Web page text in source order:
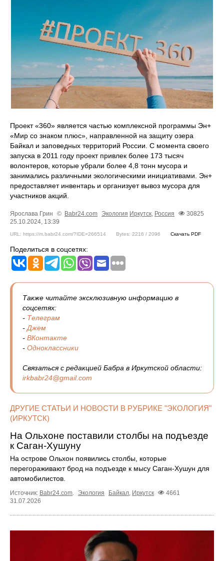
Проект «360» является частью комплексной программы Эн+
«Мир со знаком плюс», направленной на защиту озера
Байкал и заповедных территорий России. С момента своего
запуска в 2011 году проект привлек более 173 тысяч
волонтеров, которые убрали более 4,8 тонн мусора и
занимались различными экологическими инициативами. Эн+
предоставляет инвентарь и организует вывоз мусора для
участников акций.
Ярослава Грин © Babr24.com Экология Иркутск, Россия
30825
25.10.2024, 13:39
URL: https://m.babr24.com/?IDE=266514 Bytes: 2216 / 2096 Скачать PDF
Поделиться в соцсетях:
Также читайте эксклюзивную информацию в
соцсетях:
- Телеграм
- Джем
- ВКонтакте
- Одноклассники
Связаться с редакцией Бабра в Иркутской области:
irkbabr24@gmail.com
ДРУГИЕ СТАТЬИ И НОВОСТИ В РУБРИКЕ "ЭКОЛОГИЯ"
(ИРКУТСК)
На Ольхоне поставили столбы на подъезде
к Саган-Хушуну
На острове Ольхон появились столбы, которые
перегораживают брод на подъезде к мысу Саган-Хушун для
автомобилистов.
Источник: Babr24.com. Экология Байкал, Иркутск
4661
31.07.2026